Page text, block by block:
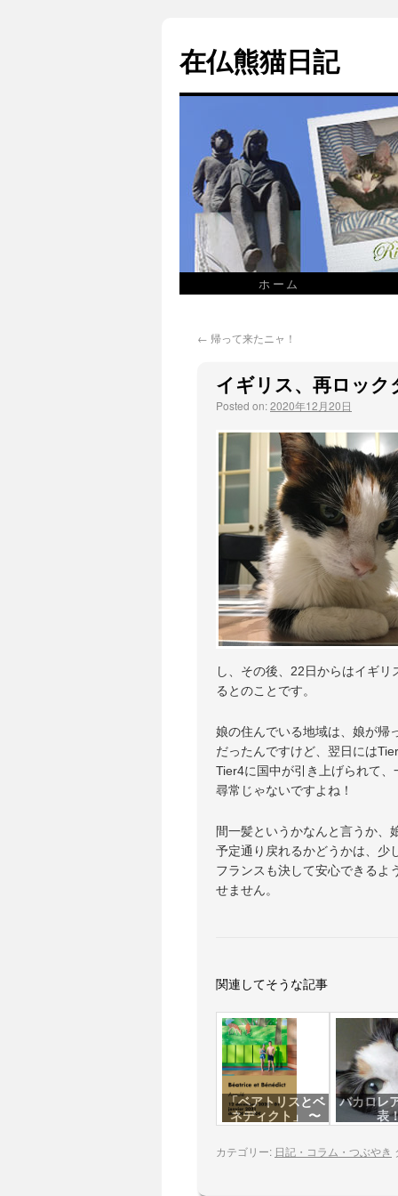
在仏熊猫日記
ホーム
← 帰って来たニャ！
イギリス、再ロック
Posted on:2020年12月20日
し、その後、22日からはイギ
るとのことです。
娘の住んでいる地域は、娘が帰
だったんですけど、翌日には
Tier4に国中が引き上げられて
尋常じゃないですよね！
間一髪というかなんと言うか、
予定通り戻れるかどうかは、少
フランスも決して安心できるよ
せません。
関連してそうな記事
「ベアトリスとベ
ネディクト」 〜
公演中止
バカロレ
表
カテゴリー: 日記・コラム・つぶやき